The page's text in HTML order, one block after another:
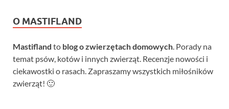
O MASTIFLAND
Mastifland to blog o zwierzętach domowych. Porady na
temat psów, kotów i innych zwierząt. Recenzje nowości i
ciekawostki o rasach. Zapraszamy wszystkich miłośników
zwierząt! 🙂